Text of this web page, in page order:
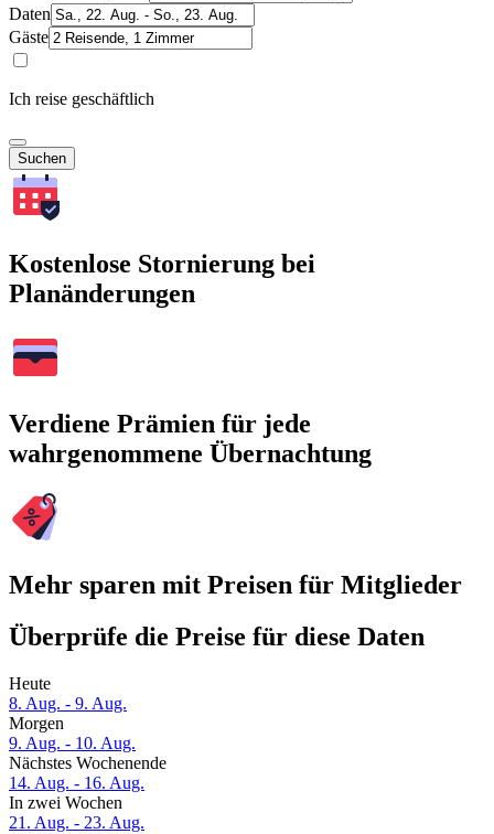
Daten
Gäste
Ich reise geschäftlich
Suchen
Kostenlose Stornierung bei
Planänderungen
Verdiene Prämien für jede
wahrgenommene Übernachtung
Mehr sparen mit Preisen für Mitglieder
Überprüfe die Preise für diese Daten
Heute
8. Aug. - 9. Aug.
Morgen
9. Aug. - 10. Aug.
Nächstes Wochenende
14. Aug. - 16. Aug.
In zwei Wochen
21. Aug. - 23. Aug.